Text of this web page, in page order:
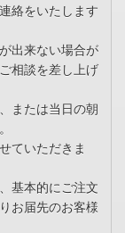
絡をいたします
出来ない場合が
相談を差し上げ
または当日の朝
ていただきま
基本的にご注文
お届先のお客様